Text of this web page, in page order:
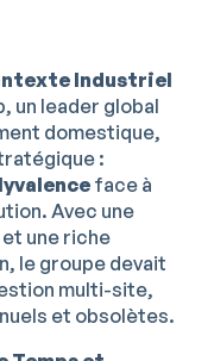
Industriel
un leader global
domestique,
:
face à
Avec une
et une riche
le groupe devait
multi-site,
et obsolètes.